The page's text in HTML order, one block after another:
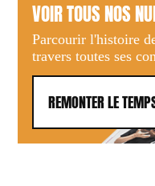
VOIR TOUS NOS
Parcourir l'histoire
travers toutes ses
REMONTER LE